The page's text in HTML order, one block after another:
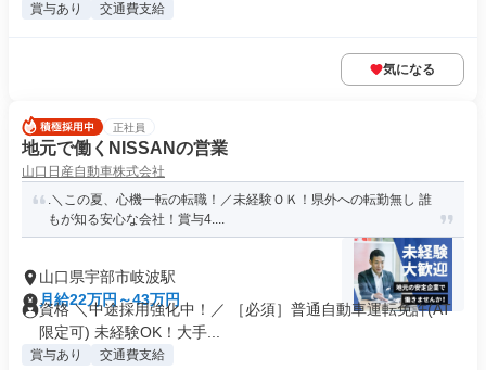
賞与あり 交通費支給
気になる
正社員
地元で働くNISSANの営業
山口日産自動車株式会社
.＼この夏、心機一転の転職！／未経験ＯＫ！県外への転勤無し 誰
もが知る安心な会社！賞与4....
山口県宇部市岐波駅
月給22万円～43万円
資格 ＼中途採用強化中！／ ［必須］普通自動車運転免許(AT
限定可) 未経験OK！大手...
賞与あり 交通費支給